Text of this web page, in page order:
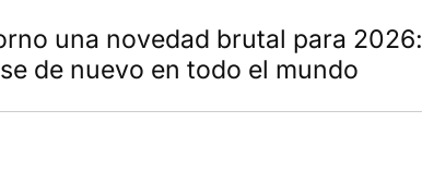
una novedad brutal para 2026:
de nuevo en todo el mundo